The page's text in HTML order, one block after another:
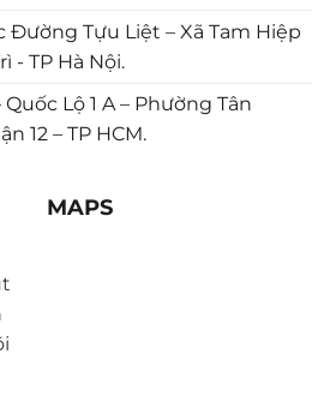
Đường Tựu Liệt – Xã Tam Hiệp
- TP Hà Nội.
Lộ 1 A – Phường Tân
12 – TP HCM.
MAPS